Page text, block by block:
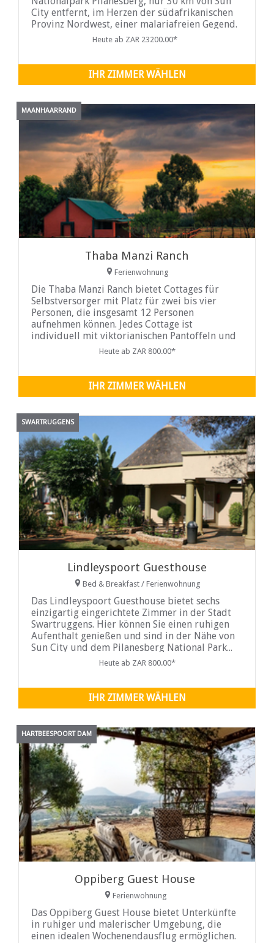
City entfernt, im Herzen der südafrikanischen
Provinz Nordwest, einer malariafreien Gegend.
Heute ab ZAR 23200.00*
IHR ZIMMER WÄHLEN
MAANHAARRAND
Thaba Manzi Ranch
Ferienwohnung
Die Thaba Manzi Ranch bietet Cottages für
Selbstversorger mit Platz für zwei bis vier
Personen, die insgesamt 12 Personen
aufnehmen können. Jedes Cottage ist
individuell mit viktorianischen Pantoffeln und
Doppel-Duschen ausgestattet.
Heute ab ZAR 800.00*
IHR ZIMMER WÄHLEN
SWARTRUGGENS
Lindleyspoort Guesthouse
Bed & Breakfast / Ferienwohnung
Das Lindleyspoort Guesthouse bietet sechs
einzigartig eingerichtete Zimmer in der Stadt
Swartruggens. Hier können Sie einen ruhigen
Aufenthalt genießen und sind in der Nähe von
Sun City und dem Pilanesberg National Park...
Heute ab ZAR 800.00*
IHR ZIMMER WÄHLEN
HARTBEESPOORT DAM
Oppiberg Guest House
Ferienwohnung
Das Oppiberg Guest House bietet Unterkünfte
in ruhiger und malerischer Umgebung, die
einen idealen Wochenendausflug ermöglichen.